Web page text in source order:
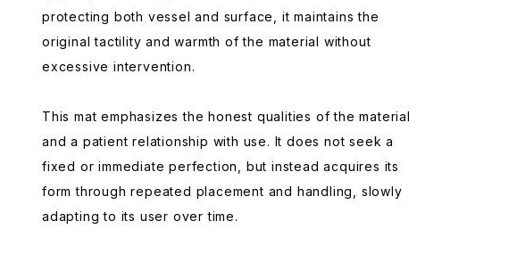
protecting both vessel and surface, it maintains the
original tactility and warmth of the material without
excessive intervention.
This mat emphasizes the honest qualities of the material
and a patient relationship with use. It does not seek a
fixed or immediate perfection, but instead acquires its
form through repeated placement and handling, slowly
adapting to its user over time.